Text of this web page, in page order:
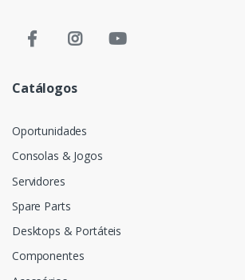
Catálogos
Oportunidades
Consolas & Jogos
Servidores
Spare Parts
Desktops & Portáteis
Componentes